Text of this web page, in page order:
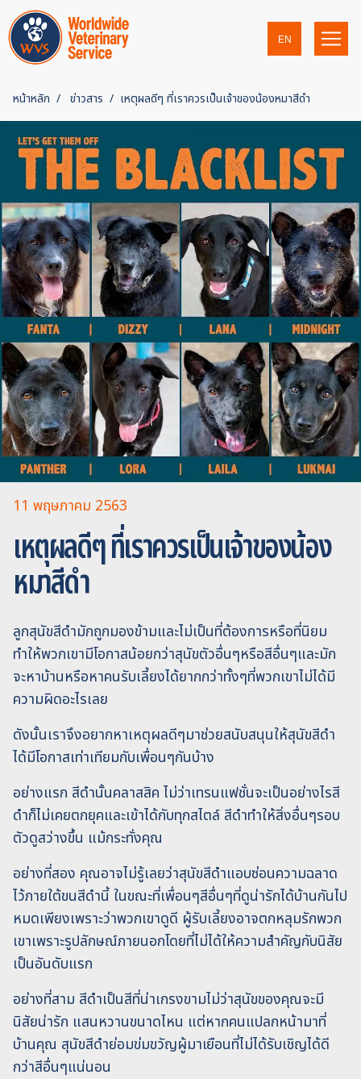
EN
หน้าหลัก ข่าวสาร เหตุผลดีๆ ที่เราควรเป็นเจ้าของน้องหมาสีดำ
11 พฤษภาคม 2563
เหตุผลดีๆ ที่เราควรเป็นเจ้าของน้อง
หมาสีดำ
ลูกสุนัขสีดำมักถูกมองข้ามและไม่เป็นที่ต้องการหรือที่นิยม
ทำให้พวกเขามีโอกาสน้อยกว่าสุนัขตัวอื่นๆหรือสีอื่นๆและมัก
จะหาบ้านหรือหาคนรับเลี้ยงได้ยากกว่าทั้งๆที่พวกเขาไม่ได้มี
ความผิดอะไรเลย
ดังนั้นเราจึงอยากหาเหตุผลดีๆมาช่วยสนับสนุนให้สุนัขสีดำ
ได้มีโอกาสเท่าเทียมกับเพื่อนๆกันบ้าง
อย่างแรก สีดำนั้นคลาสสิค ไม่ว่าเทรนแฟชั่นจะเป็นอย่างไรสี
ดำก็ไม่เคยตกยุคและเข้าได้กับทุกสไตล์ สีดำทำให้สิ่งอื่นๆรอบ
ตัวดูสว่างขึ้น แม้กระทั่งคุณ
อย่างที่สอง คุณอาจไม่รู้เลยว่าสุนัขสีดำแอบซ่อนความฉลาด
ไว้ภายใต้ขนสีดำนี้ ในขณะที่เพื่อนๆสีอื่นๆที่ดูน่ารักได้บ้านกันไป
หมดเพียงเพราะว่าพวกเขาดูดี ผู้รับเลี้ยงอาจตกหลุมรักพวก
เขาเพราะรูปลักษณ์ภายนอกโดยที่ไม่ได้ให้ความสำคัญกับนิสัย
เป็นอันดับแรก
อย่างที่สาม สีดำเป็นสีที่น่าเกรงขามไม่ว่าสุนัขของคุณจะมี
นิสัยน่ารัก แสนหวานขนาดไหน แต่หากคนแปลกหน้ามาที่
บ้านคุณ สุนัขสีดำย่อมข่มขวัญผู้มาเยือนที่ไม่ได้รับเชิญได้ดี
กว่าสีอื่นๆแน่นอน